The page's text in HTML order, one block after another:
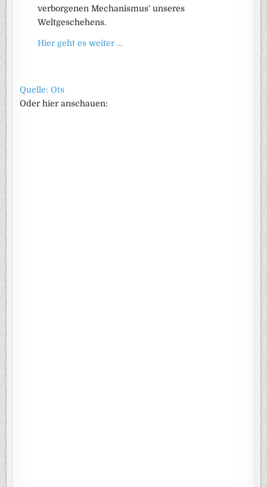
verborgenen Mechanismus‘ unseres
Weltgeschehens.
Hier geht es weiter …
Quelle: Ots
Oder hier anschauen: